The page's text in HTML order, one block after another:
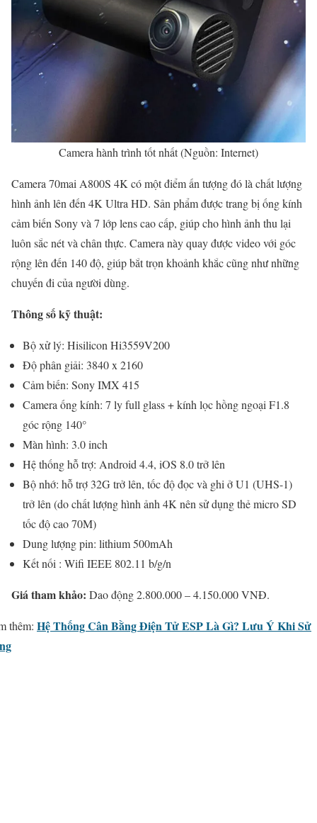
Camera hành trình tốt nhất (Nguồn: Internet)
Camera 70mai A800S 4K có một điểm ấn tượng đó là chất lượng
hình ảnh lên đến 4K Ultra HD. Sản phẩm được trang bị ống kính
cảm biến Sony và 7 lớp lens cao cấp, giúp cho hình ảnh thu lại
luôn sắc nét và chân thực. Camera này quay được video với góc
rộng lên đến 140 độ, giúp bắt trọn khoảnh khắc cũng như những
chuyến đi của người dùng.
Thông số kỹ thuật:
Bộ xử lý: Hisilicon Hi3559V200
Độ phân giải: 3840 x 2160
Cảm biến: Sony IMX 415
Camera ống kính: 7 ly full glass + kính lọc hồng ngoại F1.8
góc rộng 140°
Màn hình: 3.0 inch
Hệ thống hỗ trợ: Android 4.4, iOS 8.0 trở lên
Bộ nhớ: hỗ trợ 32G trở lên, tốc độ đọc và ghi ở U1 (UHS-1)
trở lên (do chất lượng hình ảnh 4K nên sử dụng thẻ micro SD
tốc độ cao 70M)
Dung lượng pin: lithium 500mAh
Kết nối : Wifi IEEE 802.11 b/g/n
Giá tham khảo: Dao động 2.800.000 – 4.150.000 VNĐ.
thêm: Hệ Thống Cân Bằng Điện Tử ESP Là Gì? Lưu Ý Khi Sử